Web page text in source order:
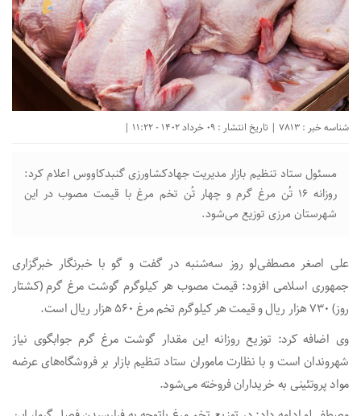
شناسه خبر : 7813 | تاریخ انتشار : 09 خرداد 1402 - 11:22 |
مسئول ستاد تنظیم بازار مدیریت جهادکشاورزی گنبدکاووس اعلام کرد:
روزانه ۱۶ تُن مرغ گرم و چهار تُن تخم مرغ با قیمت مصوب در این
شهرستان مرزی توزیع می‌شود.
علی اصغر مصطفی‌لو روز سه‌شنبه در گفت و گو با خبرنگار خبرگزاری
جمهوری اسلامی افزود: قیمت مصوب هر کیلوگرم گوشت مرغ گرم (کشتار
روز) ۷۳۰ هزار ریال و قیمت هر کیلوگرم تخم مرغ ۵۶۰ هزار ریال است.
وی اضافه کرد: توزیع روزانه این مقدار گوشت مرغ گرم جوابگوی نیاز
شهروندان است و با نظارت ماموران ستاد تنظیم بازار بر فروشگاه‌های عرضه
مواد پروتئینی به خریداران فروخته می‌شود.